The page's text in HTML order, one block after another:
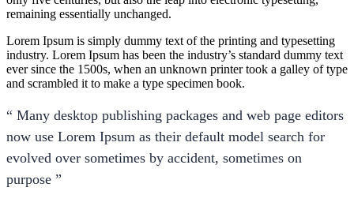
remaining essentially unchanged.
Lorem Ipsum is simply dummy text of the printing and typesetting
industry. Lorem Ipsum has been the industry’s standard dummy text
ever since the 1500s, when an unknown printer took a galley of type
and scrambled it to make a type specimen book.
“ Many desktop publishing packages and web page editors
now use Lorem Ipsum as their default model search for
evolved over sometimes by accident, sometimes on
purpose ”